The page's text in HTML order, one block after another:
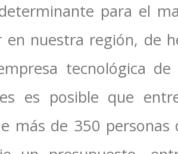
para el
en nuestra región, de
tecnológica
es posible que
más de 350